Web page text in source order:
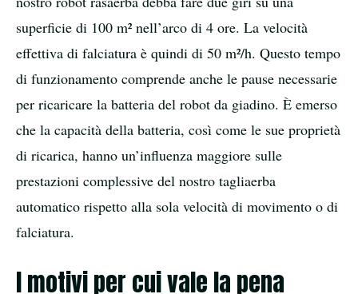
superficie di 100 m² nell’arco di 4 ore. La velocità
effettiva di falciatura è quindi di 50 m²/h. Questo tempo
di funzionamento comprende anche le pause necessarie
per ricaricare la batteria del robot da giadino. È emerso
che la capacità della batteria, così come le sue proprietà
di ricarica, hanno un’influenza maggiore sulle
prestazioni complessive del nostro tagliaerba
automatico rispetto alla sola velocità di movimento o di
falciatura.
I motivi per cui vale la pena